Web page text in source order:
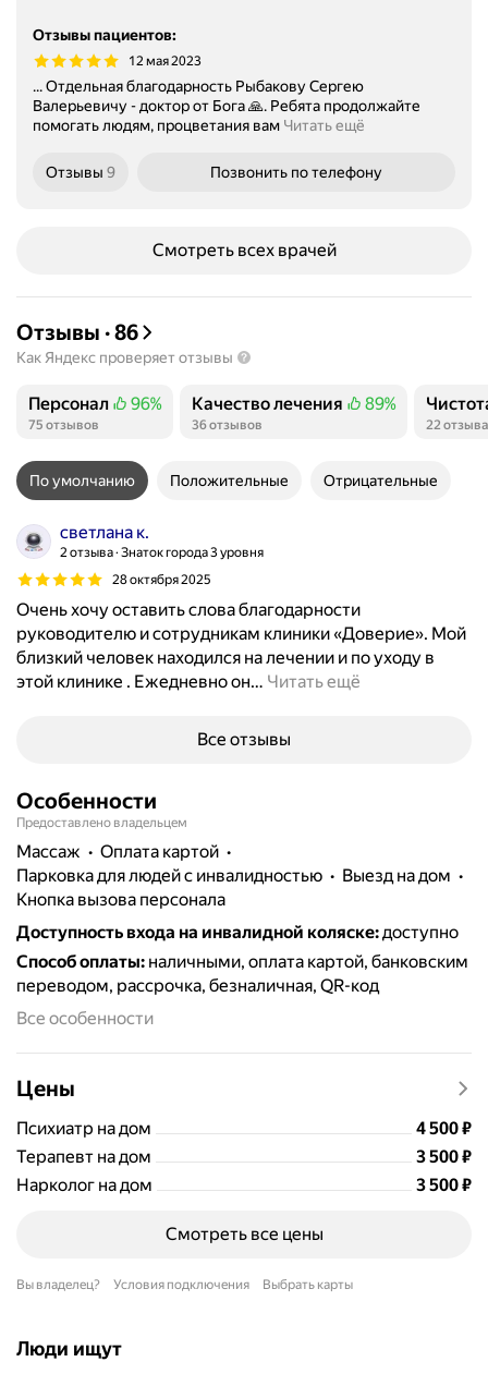
Отзывы пациентов:
12 мая 2023
... Отдельная благодарность Рыбакову Сергею
Валерьевичу - доктор от Бога 🙏. Ребята продолжайте
помогать людям, процветания вам Читать ещё
Отзывы 9 Позвонить по телефону
Смотреть всех врачей
Отзывы ·86
Как Яндекс проверяет отзывы
Персонал
Положительных отзывов
96%
75 отзывов
Качество лечения
Положительных отзывов
89%
36 отзывов 22 отзыва
По умолчанию Положительные Отрицательные
светлана к.
2 отзыва Знаток города 3 уровня
28 октября 2025
Очень хочу оставить слова благодарности
руководителю и сотрудникам клиники «Доверие». Мой
близкий человек находился на лечении и по уходу в
этой клинике . Ежедневно он… Читать ещё
Все отзывы
Особенности
Предоставлено владельцем
массаж
Оплата картой
парковка для людей с инвалидностью
выезд на дом
кнопка вызова персонала
Доступность входа на инвалидной коляске:доступно
Способ оплаты: наличными, оплата картой, банковским
переводом, рассрочка, безналичная, QR-код
Все особенности
Цены
Психиатр на дом Цена
4500
4 500₽
Терапевт на дом
Цена
3500
3 500₽
Нарколог на дом
Цена
3500
3 500₽
Смотреть все цены
Вы владелец? Условия подключения Выбрать карты
Люди ищут